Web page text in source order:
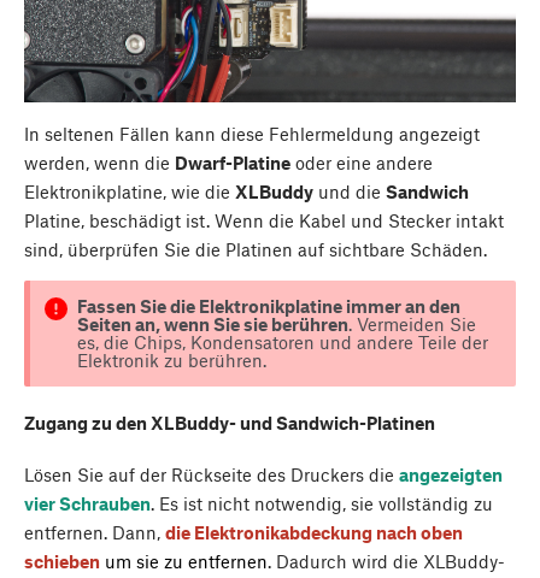
In seltenen Fällen kann diese Fehlermeldung angezeigt
werden, wenn die Dwarf-Platine oder eine andere
Elektronikplatine, wie die XLBuddy und die Sandwich
Platine, beschädigt ist. Wenn die Kabel und Stecker intakt
sind, überprüfen Sie die Platinen auf sichtbare Schäden.
Fassen Sie die Elektronikplatine immer an den
Seiten an, wenn Sie sie berühren. Vermeiden Sie
es, die Chips, Kondensatoren und andere Teile der
Elektronik zu berühren.
Zugang zu den XLBuddy- und Sandwich-Platinen
Lösen Sie auf der Rückseite des Druckers die angezeigten
vier Schrauben. Es ist nicht notwendig, sie vollständig zu
entfernen. Dann, die Elektronikabdeckung nach oben
schieben um sie zu entfernen. Dadurch wird die XLBuddy-